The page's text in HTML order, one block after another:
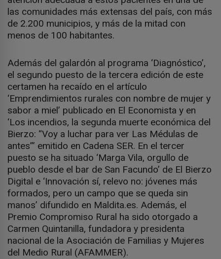
las comunidades más extensas del país, con más
de 2.200 municipios, y más de la mitad con
menos de 100 habitantes.
Además del galardón al programa ‘Diagnóstico’,
el segundo puesto de la tercera edición de este
certamen ha recaído en el artículo
‘Emprendimientos rurales con nombre de mujer y
sabor a miel’ publicado en El Economista y en
‘Los incendios, la segunda muerte económica del
Bierzo: “Voy a luchar para ver Las Médulas de
antes”’ emitido en Cadena SER. En el tercer
puesto se ha situado ‘Marga Vila, orgullo de
pueblo desde el bar de San Facundo’ de El Bierzo
Digital e ‘Innovación sí, relevo no: jóvenes más
formados, pero un campo que se queda sin
manos’ difundido en Maldita.es. Además, el
Premio Compromiso Rural ha sido otorgado a
Carmen Quintanilla, fundadora y presidenta
nacional de la Asociación de Familias y Mujeres
del Medio Rural (AFAMMER).